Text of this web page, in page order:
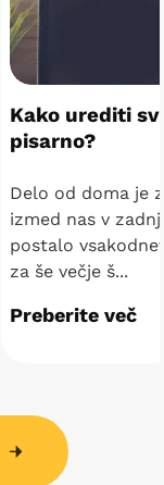
Kako urediti
pisarno?
Delo od doma je
izmed nas v
postalo
za še večje š...
Preberite več